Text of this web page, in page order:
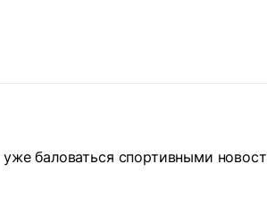
баловаться спортивными